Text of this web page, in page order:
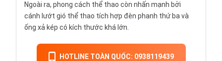
Ngoài ra, phong cách thể thao còn nhấn mạnh bởi
cánh lướt gió thể thao tích hợp đèn phanh thứ ba và
ống xả kép có kích thước khá lớn.
HOTLINE TOÀN QUỐC: 0938119439